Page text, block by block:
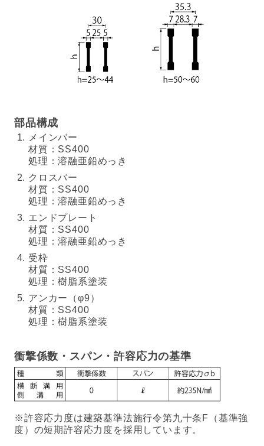
部品構成
メインバー
材質：SS400
処理：溶融亜鉛めっき
クロスバー
材質：SS400
処理：溶融亜鉛めっき
エンドプレート
材質：SS400
処理：溶融亜鉛めっき
受枠
材質：SS400
処理：樹脂系塗装
アンカー（φ9）
材質：SS400
処理：樹脂系塗装
衝撃係数・スパン・許容応力の基準
※許容応力度は建築基準法施行令第九十条F（基準強
度）の短期許容応力度を採用しています。